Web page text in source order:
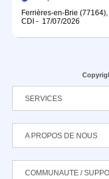
Ferrières-en-Brie
CDI - 17/07/2026
SERVICES
A PROPOS DE NOUS
COMMUNAUTE /